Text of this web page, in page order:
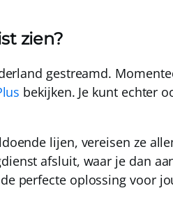
zien?
gestreamd.
bekijken. Je kunt echter
lijen, vereisen ze
afsluit, waar je dan
perfecte oplossing voor